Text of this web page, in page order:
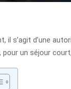
il s’agit d’une
un séjour